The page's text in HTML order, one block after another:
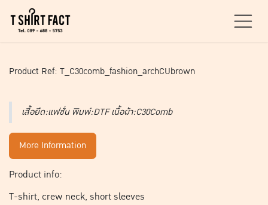
Skip to Content
Product Ref: T_C30comb_fashion_archCUbrown
เสื้อยืด:แฟชั่น พิมพ์:DTF เนื้อผ้า:C30Comb
More Information
Product info:
T-shirt, crew neck, short sleeves